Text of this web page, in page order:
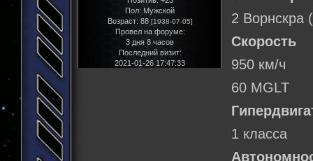
Пол: Мужской
Возраст: 88 [1938-07-05]
Провел на форуме:
3 дня 8 часов
Последний визит:
2021-01-26 17:47:33
2 Ворнскра
Скорость
950 км/ч
60 MGLT
1 класса